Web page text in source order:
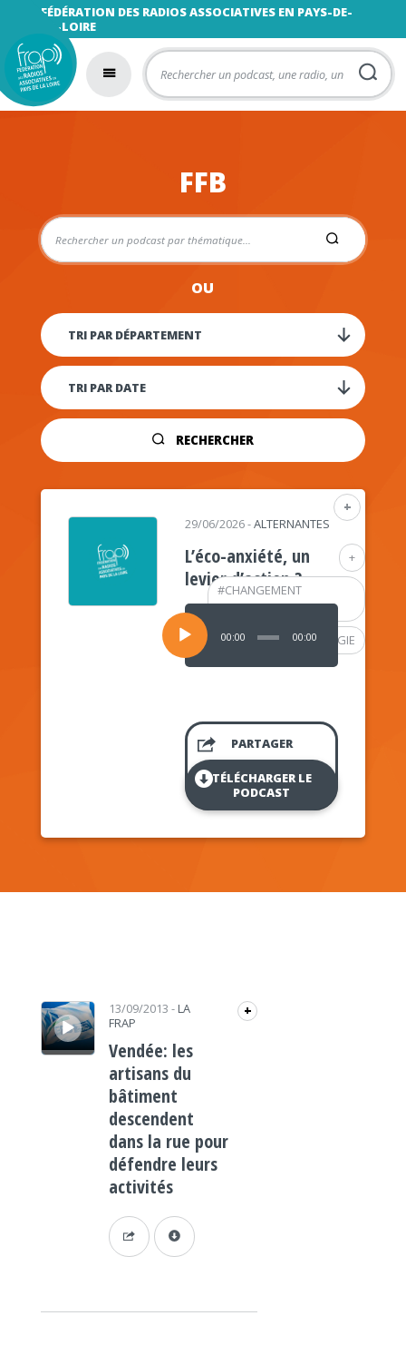
FÉDÉRATION DES RADIOS ASSOCIATIVES EN PAYS-DE-
LA-LOIRE
FFB
OU
RECHERCHER
+
+
#CHANGEMENT
CLIMATIQUE
#PSYCHOLOGIE
29/06/2026-ALTERNANTES
L’éco-anxiété, un
levier d’action ?
Lecteur
audio
00:00 00:00
PARTAGER
TÉLÉCHARGER LE
PODCAST
Lecteur audio 13/09/2013 - LA
FRAP
+
Vendée: les
artisans du
bâtiment
descendent
dans la rue pour
défendre leurs
activités